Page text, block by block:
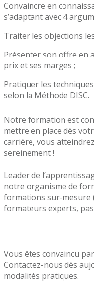
Convaincre en
s’adaptant avec 4
Traiter les objections
Présenter son offre en
prix et ses marges ;
Pratiquer les
selon la Méthode DISC.
Notre formation est
mettre en place dès
carrière, vous
sereinement !
Leader de
notre organisme de
formations sur-mesure
formateurs experts,
Vous êtes convaincu
Contactez-nous dès
modalités pratiques.